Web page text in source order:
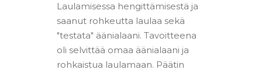
Laulamisessa hengittämisestä ja
saanut rohkeutta laulaa sekä
"testata" äänialaani. Tavoitteena
oli selvittää omaa äänialaani ja
rohkaistua laulamaan. Päätin